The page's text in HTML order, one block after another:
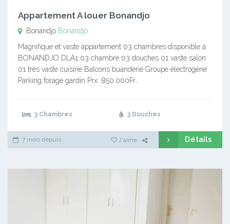
Appartement A louer Bonandjo
Bonandjo Bonandjo
Magnifique et vaste appartement 03 chambres disponible à
BONANDJO DLA1 03 chambre 03 douches 01 vaste salon
01 très vaste cuisine Balcons buanderie Groupe électrogène
Parking forage gardin Prx: 850.000Fr…
3 Chambres 3 Douches
7 mois depuis J'aime Détails